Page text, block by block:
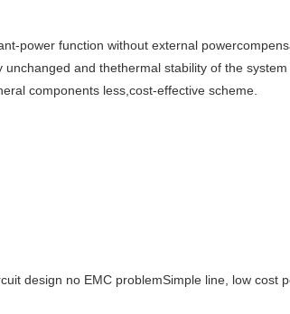
power function without external
and thethermal stability of the
components less,cost-effective scheme.
design no EMC problemSimple line, low cost